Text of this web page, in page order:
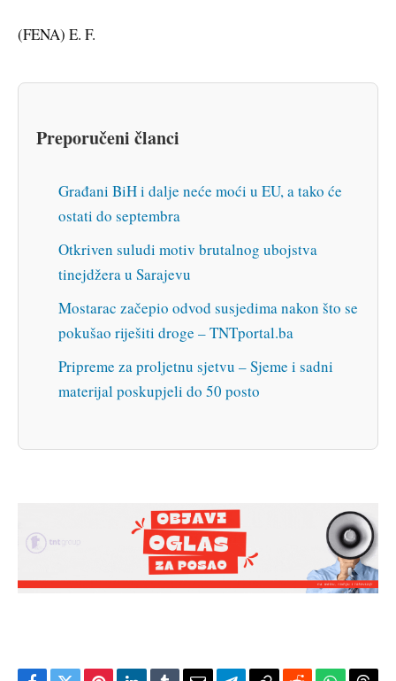
(FENA) E. F.
Preporučeni članci
Građani BiH i dalje neće moći u EU, a tako će
ostati do septembra
Otkriven suludi motiv brutalnog ubojstva
tinejdžera u Sarajevu
Mostarac začepio odvod susjedima nakon što se
pokušao riješiti droge – TNTportal.ba
Pripreme za proljetnu sjetvu – Sjeme i sadni
materijal poskupjeli do 50 posto